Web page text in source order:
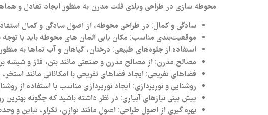
محوطه‌ سازی در طراحی ویلای فلت مدرن به منظور ایجاد تعادل و
سادگی و کمال: در طراحی محوطه، از اصول سادگی و کمال
موقعیت‌بندی مناسب: مکان‌ یابی المان‌ های محوطه باید با
استفاده از جلوه‌های طبیعی: درختان، گیاهان و آب‌ نماها به
مصالح مدرن: از مصالح مدرن و صنعتی مانند بتن، فلز و شیشه
فضاهای تفریحی: ایجاد فضاهای تفریحی با امکاناتی مانند
روشنایی و نورپردازی: ایجاد نورپردازی مناسب با استفاده از
پیش‌ بینی نیازهای آبیاری: در نظر داشته باشید که چگونه بهترین
بهره‌ گیری از اصول طراحی: اصول مانند توازن، تکرار، تباين و